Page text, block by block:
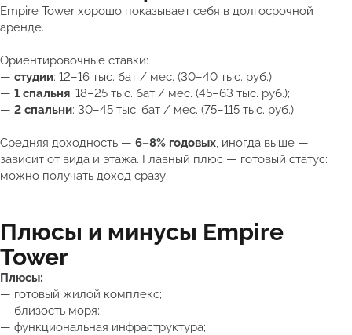
Empire Tower хорошо показывает себя в долгосрочной
аренде.
Ориентировочные ставки:
— студии: 12–16 тыс. бат / мес. (30–40 тыс. руб.);
— 1 спальня: 18–25 тыс. бат / мес. (45–63 тыс. руб.);
— 2 спальни: 30–45 тыс. бат / мес. (75–115 тыс. руб.).
Средняя доходность — 6–8% годовых , иногда выше —
зависит от вида и этажа. Главный плюс — готовый статус:
можно получать доход сразу.
Плюсы и минусы Empire
Tower
Плюсы:
— готовый жилой комплекс;
— близость моря;
— функциональная инфраструктура;